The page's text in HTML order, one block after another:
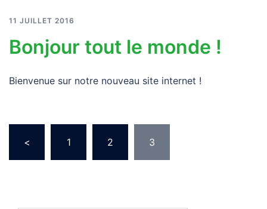
11 JUILLET 2016
Bonjour tout le monde !
Bienvenue sur notre nouveau site internet !
des
publications
< 1 2 3